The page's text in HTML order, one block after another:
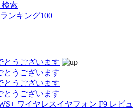
検索
ンキング100
とうございます
とうございます
とうございます
とうございます
ワイヤレスイヤフォン F9 レビュ